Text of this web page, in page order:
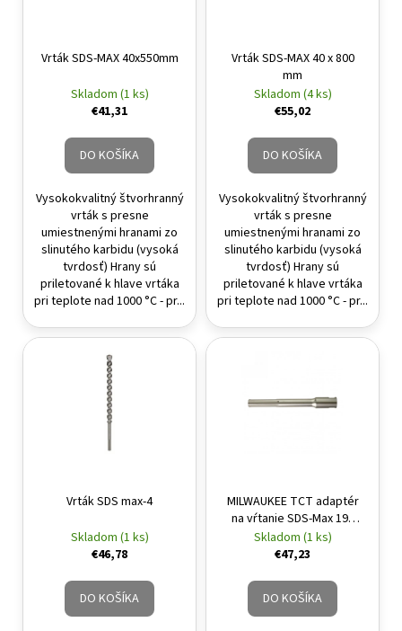
Vrták SDS-MAX 40x550mm
Skladom (1 ks)
€41,31
DO KOŠÍKA
Vysokokvalitný štvorhranný
vrták s presne
umiestnenými hranami zo
slinutého karbidu (vysoká
tvrdosť) Hrany sú
priletované k hlave vrtáka
pri teplote nad 1000 °C - pr...
Vrták SDS-MAX 40 x 800
mm
Skladom (4 ks)
€55,02
DO KOŠÍKA
Vysokokvalitný štvorhranný
vrták s presne
umiestnenými hranami zo
slinutého karbidu (vysoká
tvrdosť) Hrany sú
priletované k hlave vrtáka
pri teplote nad 1000 °C - pr...
Vrták SDS max-4
Skladom (1 ks)
€46,78
DO KOŠÍKA
MILWAUKEE TCT adaptér
na vŕtanie SDS-Max 195
mm
Skladom (1 ks)
€47,23
DO KOŠÍKA
HĽADAŤ